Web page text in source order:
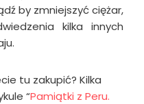
by zmniejszyć ciężar,
kilka innych
tu zakupić? Kilka
“Pamiątki z Peru.